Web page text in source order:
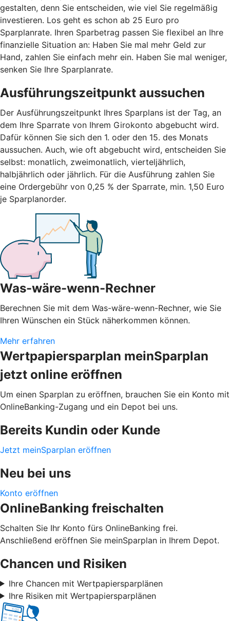
gestalten, denn Sie entscheiden, wie viel Sie regelmäßig
investieren. Los geht es schon ab 25 Euro pro
Sparplanrate. Ihren Sparbetrag passen Sie flexibel an Ihre
finanzielle Situation an: Haben Sie mal mehr Geld zur
Hand, zahlen Sie einfach mehr ein. Haben Sie mal weniger,
senken Sie Ihre Sparplanrate.
Ausführungszeitpunkt aussuchen
Der Ausführungszeitpunkt Ihres Sparplans ist der Tag, an
dem Ihre Sparrate von Ihrem Girokonto abgebucht wird.
Dafür können Sie sich den 1. oder den 15. des Monats
aussuchen. Auch, wie oft abgebucht wird, entscheiden Sie
selbst: monatlich, zweimonatlich, vierteljährlich,
halbjährlich oder jährlich. Für die Ausführung zahlen Sie
eine Ordergebühr von 0,25 % der Sparrate, min. 1,50 Euro
je Sparplanorder.
Was-wäre-wenn-Rechner
Berechnen Sie mit dem Was-wäre-wenn-Rechner, wie Sie
Ihren Wünschen ein Stück näherkommen können.
Mehr erfahren
Wertpapiersparplan meinSparplan
jetzt online eröffnen
Um einen Sparplan zu eröffnen, brauchen Sie ein Konto mit
OnlineBanking-Zugang und ein Depot bei uns.
Bereits Kundin oder Kunde
Jetzt meinSparplan eröffnen
Neu bei uns
Konto eröffnen
OnlineBanking freischalten
Schalten Sie Ihr Konto fürs OnlineBanking frei.
Anschließend eröffnen Sie meinSparplan in Ihrem Depot.
Chancen und Risiken
Ihre Chancen mit Wertpapiersparplänen
Ihre Risiken mit Wertpapiersparplänen